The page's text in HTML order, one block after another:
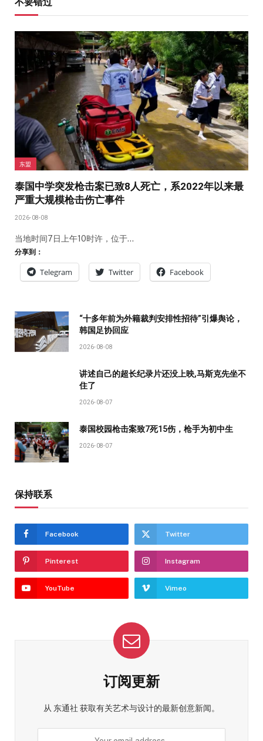
不要错过
东盟
泰国中学突发枪击案已致8人死亡，系2022年以来最
严重大规模枪击伤亡事件
2026-08-08
当地时间7日上午10时许，位于…
分享到：
Telegram Twitter Facebook
“十多年前为外籍裁判安排性招待”引爆舆论，
韩国足协回应
2026-08-08
讲述自己的超长纪录片还没上映,马斯克先坐不
住了
2026-08-07
泰国校园枪击案致7死15伤，枪手为初中生
2026-08-07
保持联系
Facebook Twitter
Pinterest Instagram
YouTube Vimeo
订阅更新
从 东通社 获取有关艺术与设计的最新创意新闻。